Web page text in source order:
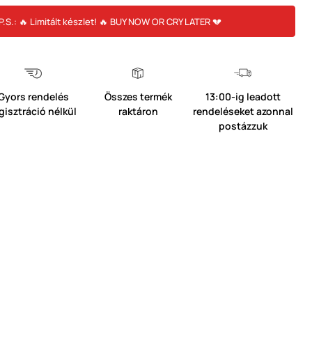
🔥 Limitált készlet! 🔥 BUY NOW OR CRY LATER 💔
rendelés
nélkül
Összes termék
raktáron
13:00-ig leadott
rendeléseket azonnal
postázzuk